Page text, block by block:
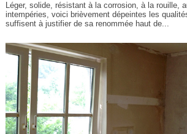
Léger, solide, résistant à la corrosion, à la rouille,
intempéries, voici brièvement dépeintes les
suffisent à justifier de sa renommée haut de...